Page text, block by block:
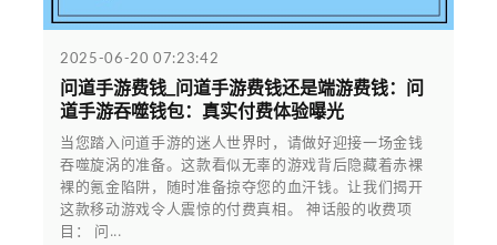
2025-06-20 07:23:42
问道手游费钱_问道手游费钱还是端游费钱：问
道手游吞噬钱包：真实付费体验曝光
当您踏入问道手游的迷人世界时，请做好迎接一场金钱
吞噬旋涡的准备。这款看似无辜的游戏背后隐藏着赤裸
裸的氪金陷阱，随时准备掠夺您的血汗钱。让我们揭开
这款移动游戏令人震惊的付费真相。 神话般的收费项
目： 问...